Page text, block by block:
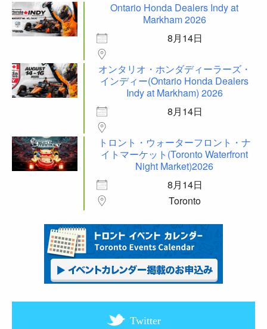
Ontario Honda Dealers Indy at
Markham 2026
8月14日
オンタリオ・ホンダディーラーズ・
インディー(Ontario Honda Dealers
Indy at Markham) 2026
8月14日
トロント・ウォーターフロント・ナ
イトマーケット(Toronto Waterfront
Night Market)2026
8月14日
Toronto
Twitter